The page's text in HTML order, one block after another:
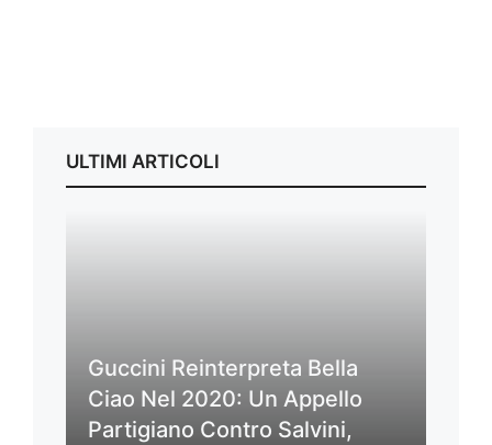
ULTIMI ARTICOLI
Guccini Reinterpreta Bella
Ciao Nel 2020: Un Appello
Partigiano Contro Salvini,